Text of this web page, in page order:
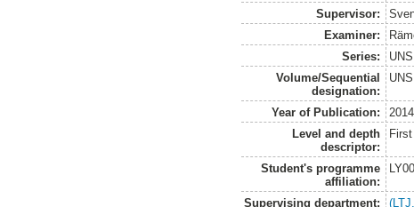
Supervisor:
Examiner:
Series:
Volume/Sequential
designation:
Year of Publication:
2014
Level and depth
descriptor:
Student's programme
affiliation:
Supervising department: